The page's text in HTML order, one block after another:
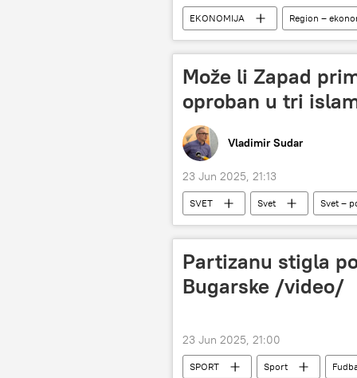
EKONOMIJA Region –
Može li Zapad
oproban u tri
Vladimir Sudar
23 Jun 2025, 21:13
SVET Svet Svet –
Irak
Sirija Libija
Partizanu stigla
Bugarske /video/
23 Jun 2025, 21:00
SPORT Sport